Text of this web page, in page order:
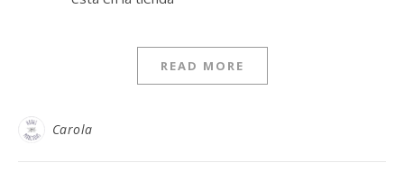
READ MORE
Carola